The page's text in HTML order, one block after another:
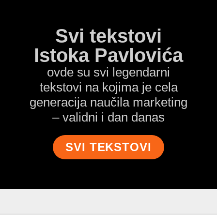
Svi tekstovi
Istoka Pavlovića
ovde su svi legendarni
tekstovi na kojima je cela
generacija naučila marketing
– validni i dan danas
SVI TEKSTOVI